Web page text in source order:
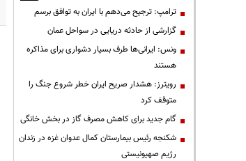
ترامپ: ترجیح می‌دهم با ایران به توافق برسم
گزارشی از حادثه دریایی در سواحل عمان
ونس: ایرانی‌ها طرف بسیار دشواری برای مذاکره
هستند
رویترز: هشدار صریح ایران خطر شروع جنگ را
متوقف کرد
گام جدید برای کاهش مصرف گاز در بخش خانگی
شکنجه رئیس بیمارستان کمال عدوان غزه در زندان
رژیم صهیونیستی